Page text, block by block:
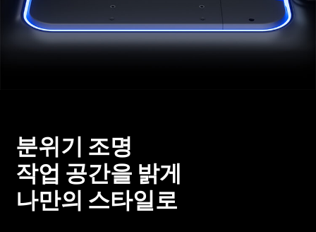
분위기 조명
작업 공간을 밝게
나만의 스타일로